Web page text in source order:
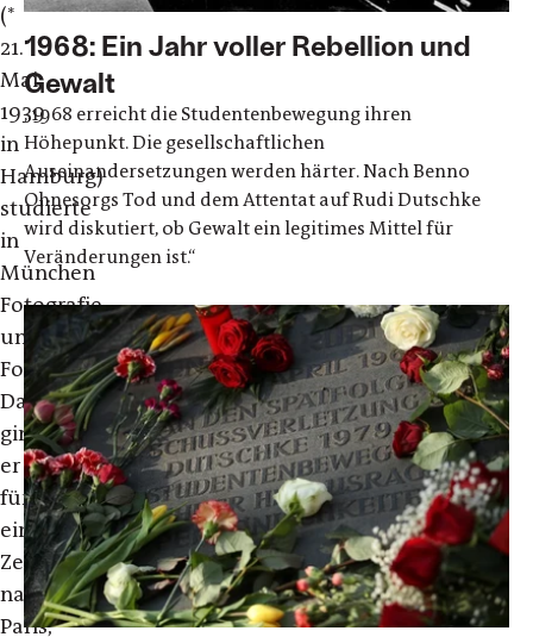
(*
21.
Mai
1939
in
Hamburg)
studierte
in
München
Fotografie
und
Fotodesign.
Danach
ging
er
für
einige
Zeit
nach
Paris,
1968: Ein Jahr voller Rebellion und
Gewalt
„1968 erreicht die Studentenbewegung ihren
Höhepunkt. Die gesellschaftlichen
Auseinandersetzungen werden härter. Nach Benno
Ohnesorgs Tod und dem Attentat auf Rudi Dutschke
wird diskutiert, ob Gewalt ein legitimes Mittel für
Veränderungen ist.“